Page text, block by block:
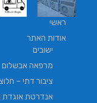
ראשי
אודות האתר
ישובים
מרפאה אבשלום
ציבור דתי –
אנדרטת